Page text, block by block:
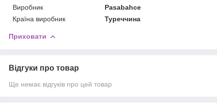
Виробник
Pasabahce
Країна виробник
Туреччина
Приховати
Відгуки про товар
Ще немає відгуків про цей товар